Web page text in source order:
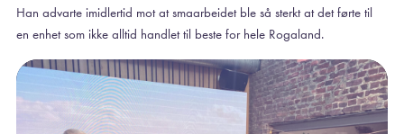
Han advarte imidlertid mot at smaarbeidet ble så sterkt at det førte til
en enhet som ikke alltid handlet til beste for hele Rogaland.